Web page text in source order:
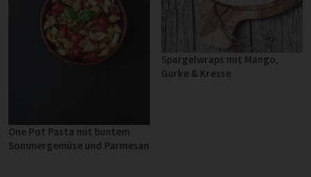
One Pot Pasta mit buntem
Sommergemüse und Parmesan
Spargelwraps mit Mango,
Gurke & Kresse